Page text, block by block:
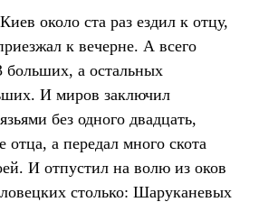
около ста раз ездил к отцу,
к вечерне. А всего
больших, а остальных
И миров заключил
без одного двадцать,
отца, а передал много скота
И отпустил на волю из оков
столько: Шаруканевых